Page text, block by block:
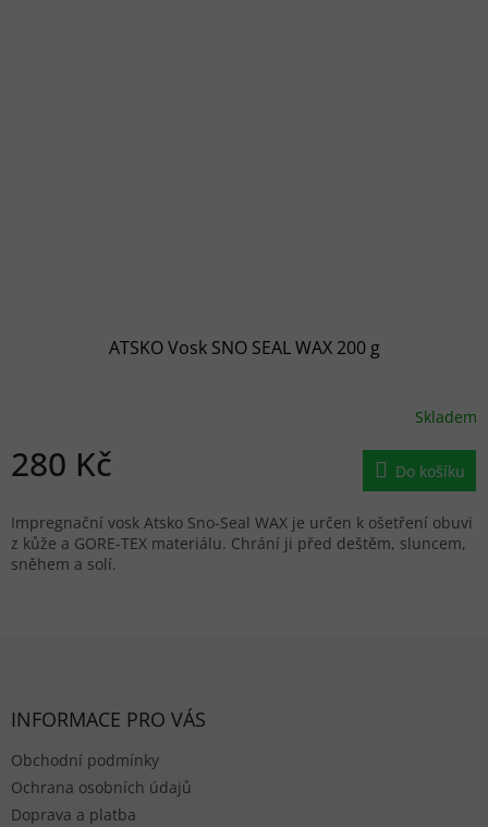
ATSKO Vosk SNO SEAL WAX 200 g
Skladem
280 Kč Do košíku
Impregnační vosk Atsko Sno-Seal WAX je určen k ošetření obuvi
z kůže a GORE-TEX materiálu. Chrání ji před deštěm, sluncem,
sněhem a solí.
INFORMACE PRO VÁS
Obchodní podmínky
Ochrana osobních údajů
Doprava a platba